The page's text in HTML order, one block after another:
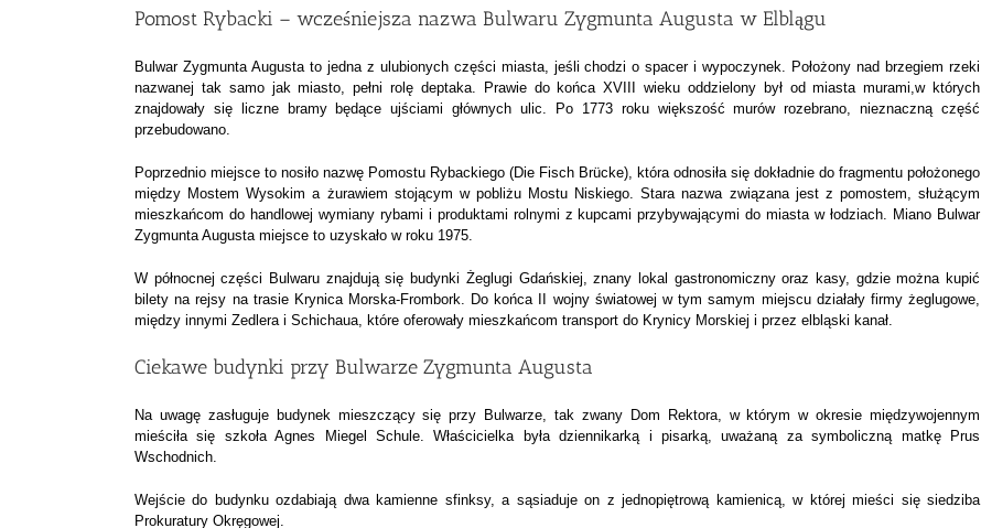
Pomost Rybacki – wcześniejsza nazwa Bulwaru Zygmunta Augusta w Elblągu
Bulwar Zygmunta Augusta to jedna z ulubionych części miasta, jeśli chodzi o spacer i wypoczynek. Położony nad brzegiem rzeki
nazwanej tak samo jak miasto, pełni rolę deptaka. Prawie do końca XVIII wieku oddzielony był od miasta murami,w których
znajdowały się liczne bramy będące ujściami głównych ulic. Po 1773 roku większość murów rozebrano, nieznaczną część
przebudowano.
Poprzednio miejsce to nosiło nazwę Pomostu Rybackiego (Die Fisch Brücke), która odnosiła się dokładnie do fragmentu położonego
między Mostem Wysokim a żurawiem stojącym w pobliżu Mostu Niskiego. Stara nazwa związana jest z pomostem, służącym
mieszkańcom do handlowej wymiany rybami i produktami rolnymi z kupcami przybywającymi do miasta w łodziach. Miano Bulwar
Zygmunta Augusta miejsce to uzyskało w roku 1975.
W północnej części Bulwaru znajdują się budynki Żeglugi Gdańskiej, znany lokal gastronomiczny oraz kasy, gdzie można kupić
bilety na rejsy na trasie Krynica Morska-Frombork. Do końca II wojny światowej w tym samym miejscu działały firmy żeglugowe,
między innymi Zedlera i Schichaua, które oferowały mieszkańcom transport do Krynicy Morskiej i przez elbląski kanał.
Ciekawe budynki przy Bulwarze Zygmunta Augusta
Na uwagę zasługuje budynek mieszczący się przy Bulwarze, tak zwany Dom Rektora, w którym w okresie międzywojennym
mieściła się szkoła Agnes Miegel Schule. Właścicielka była dziennikarką i pisarką, uważaną za symboliczną matkę Prus
Wschodnich.
Wejście do budynku ozdabiają dwa kamienne sfinksy, a sąsiaduje on z jednopiętrową kamienicą, w której mieści się siedziba
Prokuratury Okręgowej.